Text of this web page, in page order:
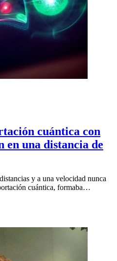
cuántica con
en una distancia de
y a una velocidad nunca
cuántica, formaba…